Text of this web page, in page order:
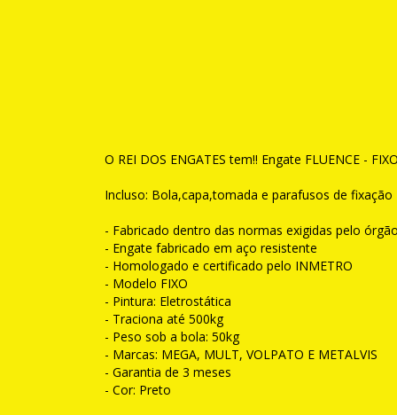
O REI DOS ENGATES tem!! Engate FLUENCE -
Incluso: Bola,capa,tomada e parafusos de fixação
- Fabricado dentro das normas exigidas pelo
- Engate fabricado em aço resistente
- Homologado e certificado pelo INMETRO
- Modelo FIXO
- Pintura: Eletrostática
- Traciona até 500kg
- Peso sob a bola: 50kg
- Marcas: MEGA, MULT, VOLPATO E METALVIS
- Garantia de 3 meses
- Cor: Preto